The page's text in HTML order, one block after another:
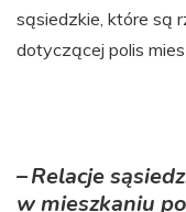
sąsiedzkie, które są
dotyczącej polis
– Relacje
w mieszkaniu